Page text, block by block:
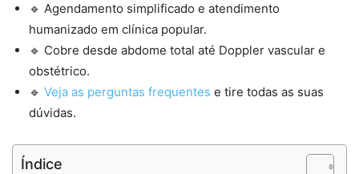
🔹 Agendamento simplificado e atendimento
humanizado em clínica popular.
🔹 Cobre desde abdome total até Doppler vascular e
obstétrico.
🔹 Veja as perguntas frequentes e tire todas as suas
dúvidas.
Índice